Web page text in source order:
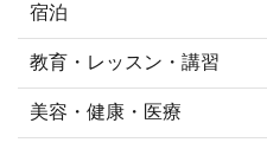
宿泊
教育・レッスン・講習
美容・健康・医療